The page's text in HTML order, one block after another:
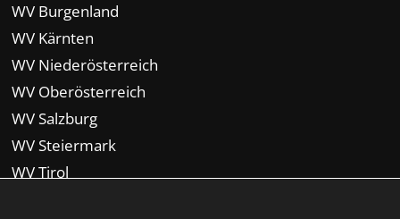
WV Burgenland
WV Kärnten
WV Niederösterreich
WV Oberösterreich
WV Salzburg
WV Steiermark
WV Tirol